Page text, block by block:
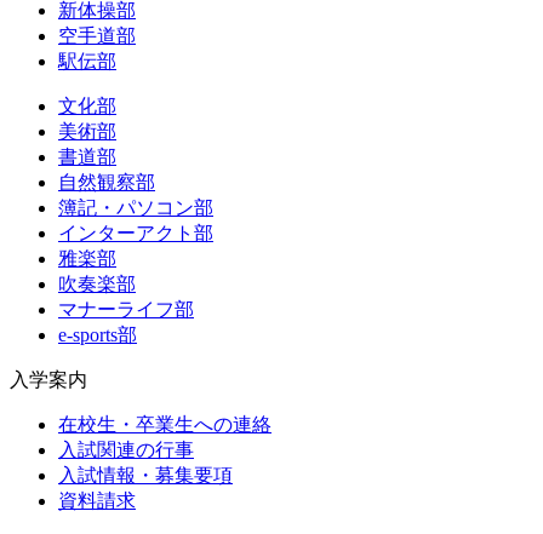
新体操部
空手道部
駅伝部
文化部
美術部
書道部
自然観察部
簿記・パソコン部
インターアクト部
雅楽部
吹奏楽部
マナーライフ部
e-sports部
入学案内
在校生・卒業生への連絡
入試関連の行事
入試情報・募集要項
資料請求